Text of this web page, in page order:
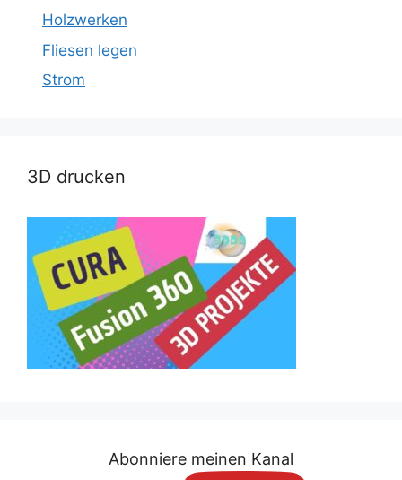
Holzwerken
Fliesen legen
Strom
3D drucken
Abonniere meinen Kanal